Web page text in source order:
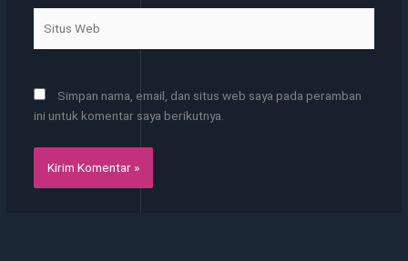
Web
Simpan nama, email, dan situs web saya pada peramban
ini untuk komentar saya berikutnya.